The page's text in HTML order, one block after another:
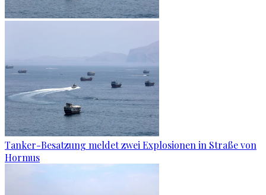
Tanker-Besatzung meldet zwei Explosionen in Straße von
Hormus